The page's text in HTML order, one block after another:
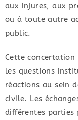
aux injures, aux
ou à toute autre
public.
Cette
les questions
réactions au sein
civile. Les
différentes parties